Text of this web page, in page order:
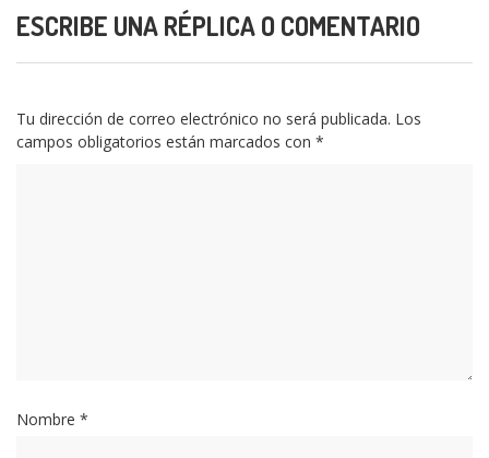
ESCRIBE UNA RÉPLICA O COMENTARIO
Tu dirección de correo electrónico no será publicada. Los
campos obligatorios están marcados con *
Nombre *